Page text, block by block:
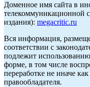
Доменное имя сайта в
телекоммуникационной
издания): megacritic.ru
Вся информация,
соответствии с
подлежит
форме, в том числе
переработке не иначе
правообладателя.